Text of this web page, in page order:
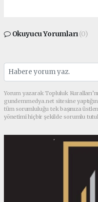
Okuyucu Yorumları(0)
Yorum yazarak Topluluk
gundemmedya.net sitesine
tüm sorumluluğu tek başınıza
yönetimi hiçbir şekilde sorumlu